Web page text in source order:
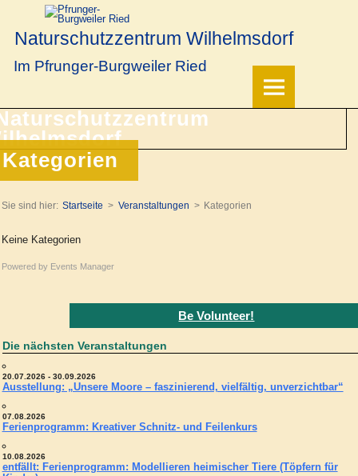
Naturschutzzentrum Wilhelmsdorf
Im Pfrunger-Burgweiler Ried
Kategorien
Sie sind hier: Startseite Veranstaltungen Kategorien
Keine Kategorien
Powered by Events Manager
Be Volunteer!
Die nächsten Veranstaltungen
20.07.2026 - 30.09.2026
Ausstellung: „Unsere Moore – faszinierend, vielfältig, unverzichtbar“
07.08.2026
Ferienprogramm: Kreativer Schnitz- und Feilenkurs
10.08.2026
entfällt: Ferienprogramm: Modellieren heimischer Tiere (Töpfern für